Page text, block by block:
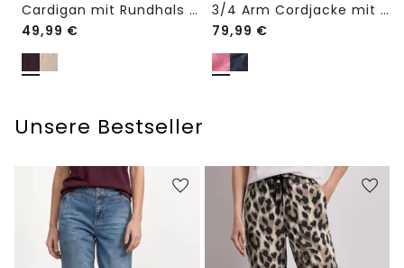
Cardigan mit Rundhals und Knöpfen
49,99 €
3/4 Arm Cordjacke mit Hemdkragen
79,99 €
Unsere Bestseller